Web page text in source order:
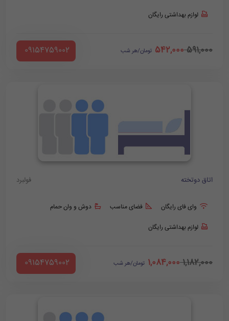
لوازم بهداشتی رایگان
591,000
542,000 تومان/هر شب ‪ 09154759002
اتاق دوتخته فولبرد
وای فای رایگان فضای مناسب دوش و وان حمام
لوازم بهداشتی رایگان
1,182,000
1,084,000 تومان/هر شب ‪ 09154759002